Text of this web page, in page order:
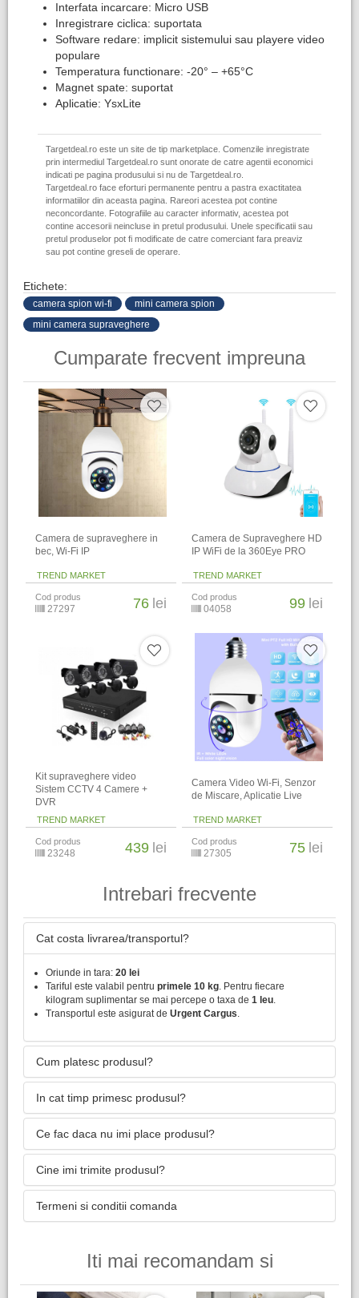
Interfata incarcare: Micro USB
Inregistrare ciclica: suportata
Software redare: implicit sistemului sau playere video
populare
Temperatura functionare: -20° – +65°C
Magnet spate: suportat
Aplicatie: YsxLite
Targetdeal.ro este un site de tip marketplace. Comenzile inregistrate
prin intermediul Targetdeal.ro sunt onorate de catre agentii economici
indicati pe pagina produsului si nu de Targetdeal.ro.
Targetdeal.ro face eforturi permanente pentru a pastra exactitatea
informatiilor din aceasta pagina. Rareori acestea pot contine
neconcordante. Fotografiile au caracter informativ, acestea pot
contine accesorii neincluse in pretul produsului. Unele specificatii sau
pretul produselor pot fi modificate de catre comerciant fara preaviz
sau pot contine greseli de operare.
Etichete:
camera spion wi-fi
mini camera spion
mini camera supraveghere
Cumparate frecvent impreuna
Camera de supraveghere in
bec, Wi-Fi IP
TREND MARKET
Cod produs
27297 76 lei
Camera de Supraveghere HD
IP WiFi de la 360Eye PRO
TREND MARKET
Cod produs
04058 99 lei
Kit supraveghere video
Sistem CCTV 4 Camere +
DVR
TREND MARKET
Cod produs
23248 439 lei
Camera Video Wi-Fi, Senzor
de Miscare, Aplicatie Live
TREND MARKET
Cod produs
27305 75 lei
Intrebari frecvente
Cat costa livrarea/transportul?
Oriunde in tara: 20 lei
Tariful este valabil pentru primele 10 kg . Pentru fiecare
kilogram suplimentar se mai percepe o taxa de 1 leu
Transportul este asigurat de Urgent Cargus
Cum platesc produsul?
In cat timp primesc produsul?
Ce fac daca nu imi place produsul?
Cine imi trimite produsul?
Termeni si conditii comanda
Iti mai recomandam si